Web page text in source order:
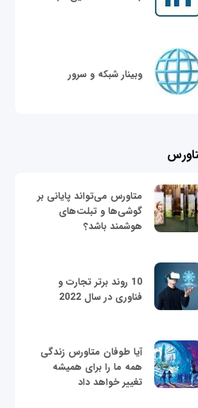
وبینار شبکه و سرور
متاورس می‌تواند پایانی بر
گوشی‌ها و تبلت‌های
هوشمند باشد؟
10 روند برتر تجارت و
فناوری در سال 2022
آیا طوفان متاورس زندگی
همه ما را برای همیشه
تغییر خواهد داد